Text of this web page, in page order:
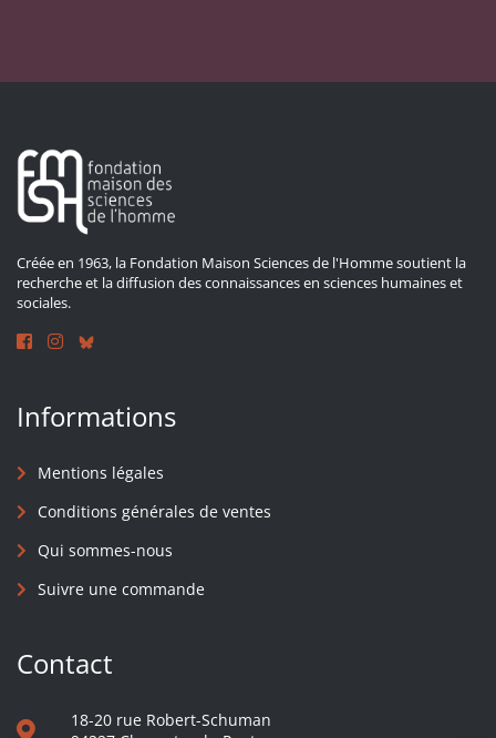
Créée en 1963, la Fondation Maison Sciences de l'Homme soutient la
recherche et la diffusion des connaissances en sciences humaines et
sociales.
Informations
Mentions légales
Conditions générales de ventes
Qui sommes-nous
Suivre une commande
Contact
18-20 rue Robert-Schuman